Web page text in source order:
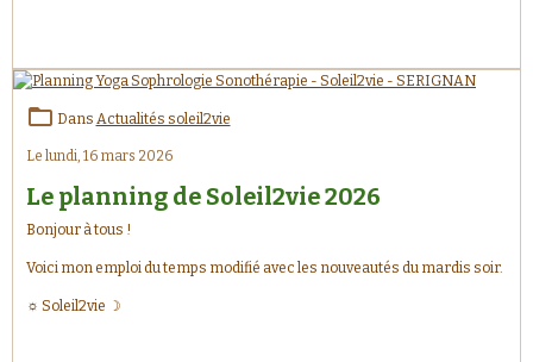
Dans Actualités soleil2vie
Le lundi, 16 mars 2026
Le planning de Soleil2vie 2026
Bonjour à tous !
Voici mon emploi du temps modifié avec les nouveautés du mardis soir.
☼ Soleil2vie ☽